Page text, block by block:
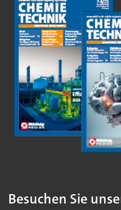
Besuchen Sie